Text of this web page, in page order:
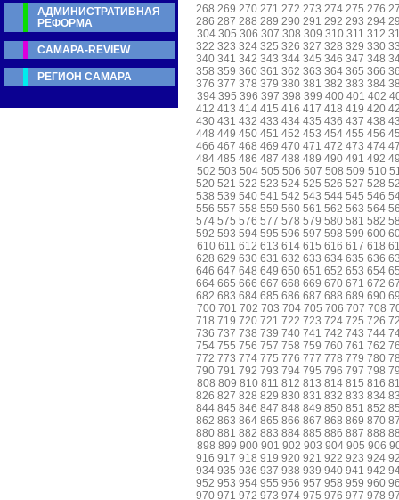
268 269 270 271 272 273 274 275 276
286 287 288 289 290 291 292 293 294
304 305 306 307 308 309 310 311 312
322 323 324 325 326 327 328 329 330
340 341 342 343 344 345 346 347 348
358 359 360 361 362 363 364 365 366
376 377 378 379 380 381 382 383 384
394 395 396 397 398 399 400 401 402
412 413 414 415 416 417 418 419 420
430 431 432 433 434 435 436 437 438
448 449 450 451 452 453 454 455 456
466 467 468 469 470 471 472 473 474
484 485 486 487 488 489 490 491 492
502 503 504 505 506 507 508 509 510
520 521 522 523 524 525 526 527 528
538 539 540 541 542 543 544 545 546
556 557 558 559 560 561 562 563 564
574 575 576 577 578 579 580 581 582
592 593 594 595 596 597 598 599 600
610 611 612 613 614 615 616 617 618
628 629 630 631 632 633 634 635 636
646 647 648 649 650 651 652 653 654
664 665 666 667 668 669 670 671 672
682 683 684 685 686 687 688 689 690
700 701 702 703 704 705 706 707 708
718 719 720 721 722 723 724 725 726
736 737 738 739 740 741 742 743 744
754 755 756 757 758 759 760 761 762
772 773 774 775 776 777 778 779 780
790 791 792 793 794 795 796 797 798
808 809 810 811 812 813 814 815 816
826 827 828 829 830 831 832 833 834
844 845 846 847 848 849 850 851 852
862 863 864 865 866 867 868 869 870
880 881 882 883 884 885 886 887 888
898 899 900 901 902 903 904 905 906
916 917 918 919 920 921 922 923 924
934 935 936 937 938 939 940 941 942
952 953 954 955 956 957 958 959 960
970 971 972 973 974 975 976 977 978
АДМИНИСТРАТИВНАЯ
РЕФОРМА
САМАРА-REVIEW
РЕГИОН САМАРА